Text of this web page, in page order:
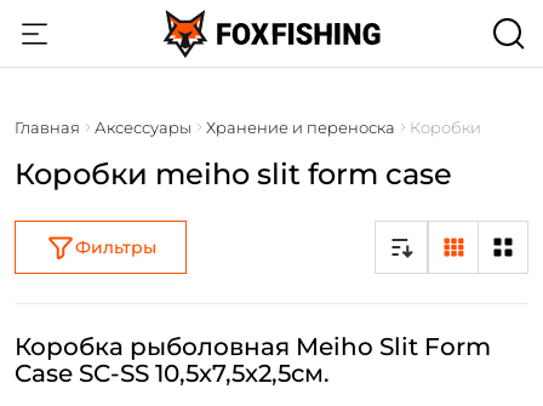
Главная Аксессуары Хранение и переноска Коробки
Коробки meiho slit form case
Фильтры
Коробка рыболовная Meiho Slit Form
Case SC-SS 10,5x7,5x2,5см.